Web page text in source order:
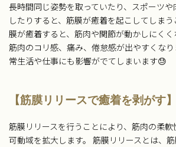
長時間同じ姿勢を取っていたり、スポーツ
したりすると、筋膜が癒着を起こしてしま
膜が癒着すると、筋肉や関節が動かしにく
筋肉のコリ感、痛み、倦怠感が出やすくな
常生活や仕事にも影響がでてしまいます😓
【筋膜リリースで癒着を剥がす】
筋膜リリースを行うことにより、筋肉の柔
可動域を拡大します。 筋膜リリースとは、